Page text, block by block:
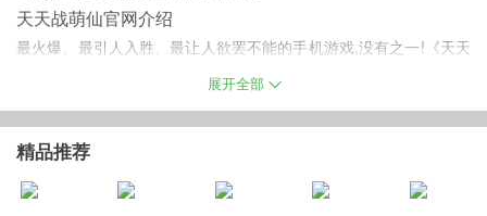
天天战萌仙官网介绍
最火爆、最引人入胜、最让人欲罢不能的手机游戏,没有之一!《天天
战萌仙》引爆中国仙侠风游戏新时代!开启绝美仙境之门,游戏中仙友
法器,修炼亦正亦邪的法术,在这片神秘之地,你可以与朋友结伴同行,
也许在这里你还可以邂逅一段美轮美奂的爱情。
展开全部
精品推荐